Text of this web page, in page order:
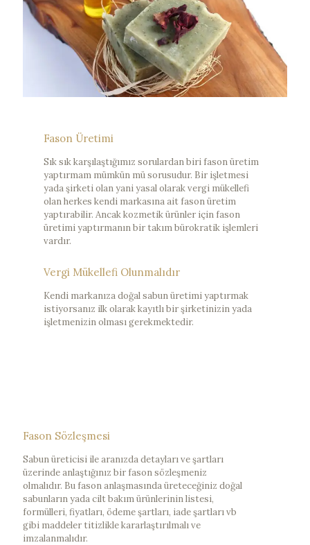
Fason Üretimi
Sık sık karşılaştığımız sorulardan biri fason üretim
yaptırmam mümkün mü sorusudur. Bir işletmesi
yada şirketi olan yani yasal olarak vergi mükellefi
olan herkes kendi markasına ait fason üretim
yaptırabilir. Ancak kozmetik ürünler için fason
üretimi yaptırmanın bir takım bürokratik işlemleri
vardır.
Vergi Mükellefi Olunmalıdır
Kendi markanıza doğal sabun üretimi yaptırmak
istiyorsanız ilk olarak kayıtlı bir şirketinizin yada
işletmenizin olması gerekmektedir.
Fason Sözleşmesi
Sabun üreticisi ile aranızda detayları ve şartları
üzerinde anlaştığınız bir fason sözleşmeniz
olmalıdır. Bu fason anlaşmasında üreteceğiniz doğal
sabunların yada cilt bakım ürünlerinin listesi,
formülleri, fiyatları, ödeme şartları, iade şartları vb
gibi maddeler titizlikle kararlaştırılmalı ve
imzalanmalıdır.